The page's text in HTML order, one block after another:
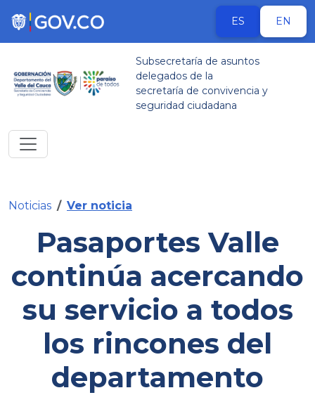
ES EN
Subsecretaría de asuntos
delegados de la
secretaría de convivencia y
seguridad ciudadana
Noticias Ver noticia
Pasaportes Valle
continúa acercando
su servicio a todos
los rincones del
departamento